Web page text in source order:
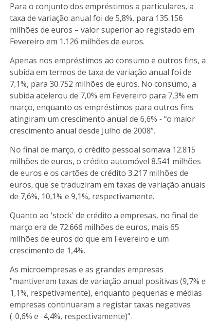
Para o conjunto dos empréstimos a particulares, a
taxa de variação anual foi de 5,8%, para 135.156
milhões de euros – valor superior ao registado em
Fevereiro em 1.126 milhões de euros.
Apenas nos empréstimos ao consumo e outros fins, a
subida em termos de taxa de variação anual foi de
7,1%, para 30.752 milhões de euros. No consumo, a
subida acelerou de 7,0% em Fevereiro para 7,3% em
março, enquanto os empréstimos para outros fins
atingiram um crescimento anual de 6,6% - “o maior
crescimento anual desde Julho de 2008”.
No final de março, o crédito pessoal somava 12.815
milhões de euros, o crédito automóvel 8.541 milhões
de euros e os cartões de crédito 3.217 milhões de
euros, que se traduziram em taxas de variação anuais
de 7,6%, 10,1% e 9,1%, respectivamente.
Quanto ao 'stock' de crédito a empresas, no final de
março era de 72.666 milhões de euros, mais 65
milhões de euros do que em Fevereiro e um
crescimento de 1,4%.
As microempresas e as grandes empresas
"mantiveram taxas de variação anual positivas (9,7% e
1,1%, respetivamente), enquanto pequenas e médias
empresas continuaram a registar taxas negativas
(-0,6% e -4,4%, respectivamente)".